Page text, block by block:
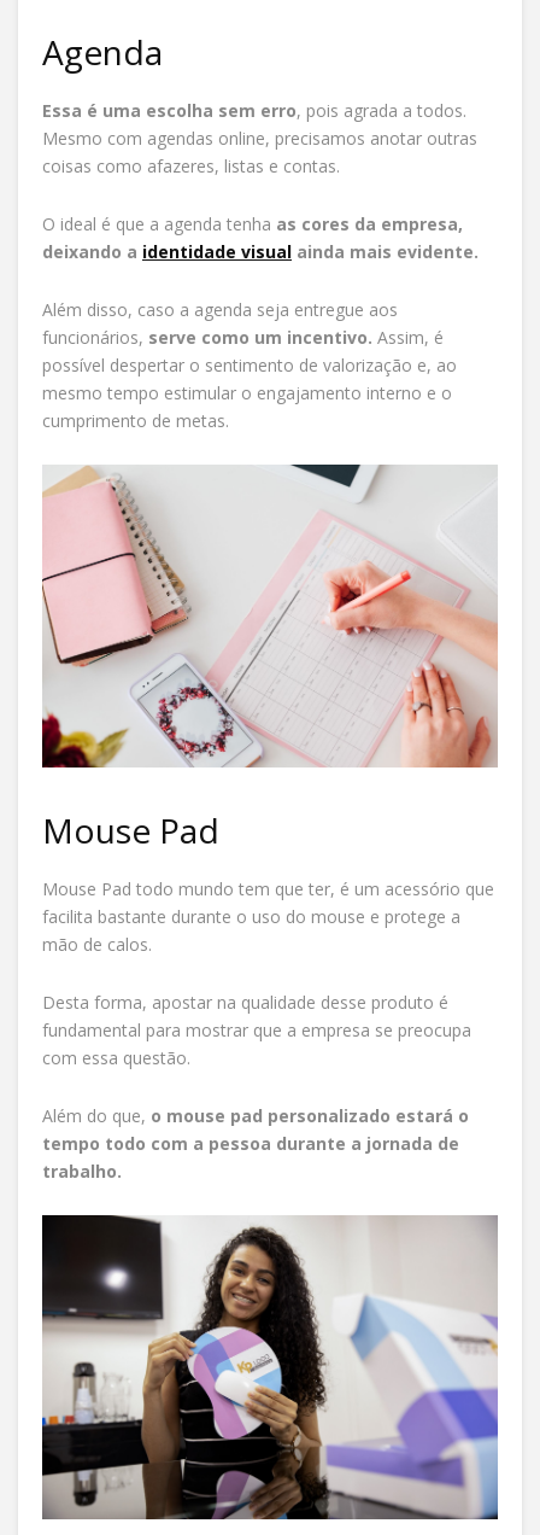
Agenda
Essa é uma escolha sem erro, pois agrada a todos.
Mesmo com agendas online, precisamos anotar outras
coisas como afazeres, listas e contas.
O ideal é que a agenda tenha as cores da empresa,
deixando a identidade visual ainda mais evidente.
Além disso, caso a agenda seja entregue aos
funcionários, serve como um incentivo. Assim, é
possível despertar o sentimento de valorização e, ao
mesmo tempo estimular o engajamento interno e o
cumprimento de metas.
Mouse Pad
Mouse Pad todo mundo tem que ter, é um acessório que
facilita bastante durante o uso do mouse e protege a
mão de calos.
Desta forma, apostar na qualidade desse produto é
fundamental para mostrar que a empresa se preocupa
com essa questão.
Além do que, o mouse pad personalizado estará o
tempo todo com a pessoa durante a jornada de
trabalho.